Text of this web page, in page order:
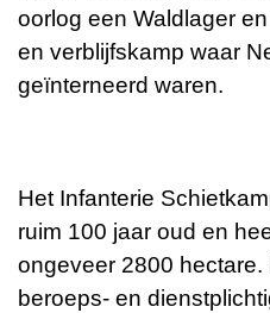
oorlog een Waldlager
en verblijfskamp waar
geïnterneerd waren.
Het Infanterie
ruim 100 jaar oud en
ongeveer 2800
beroeps- en